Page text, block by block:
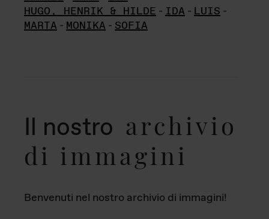
HUGO, HENRIK & HILDE - IDA - LUIS -
MARTA - MONIKA - SOFIA
Il nostro archivio
di immagini
Benvenuti nel nostro archivio di immagini!